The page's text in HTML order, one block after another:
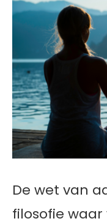
De wet van
filosofie